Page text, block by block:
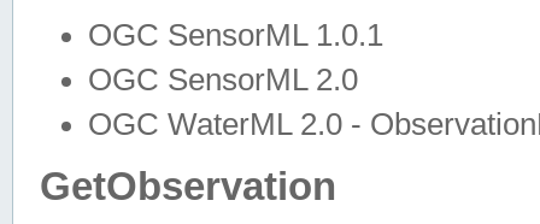
OGC SensorML 1.0.1
OGC SensorML 2.0
OGC WaterML 2.0 -
GetObservation